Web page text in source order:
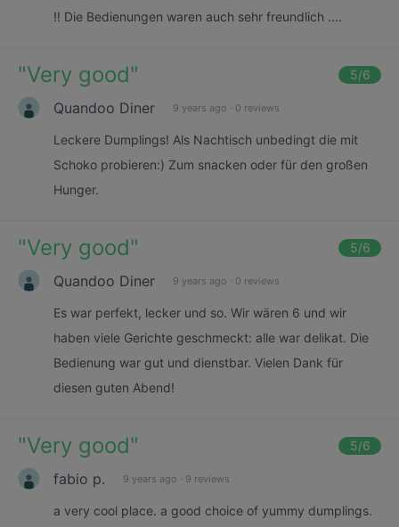
‼️ Die Bedienungen waren auch sehr freundlich ....
"Very good" 5/6
Quandoo Diner 9 years ago · 0 reviews
Leckere Dumplings! Als Nachtisch unbedingt die mit
Schoko probieren:) Zum snacken oder für den großen
Hunger.
"Very good" 5/6
Quandoo Diner 9 years ago · 0 reviews
Es war perfekt, lecker und so. Wir wären 6 und wir
haben viele Gerichte geschmeckt: alle war delikat. Die
Bedienung war gut und dienstbar. Vielen Dank für
diesen guten Abend!
"Very good" 5/6
fabio p. 9 years ago · 9 reviews
a very cool place. a good choice of yummy dumplings.